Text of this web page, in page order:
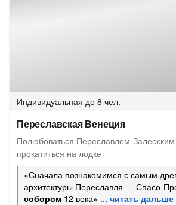
Индивидуальная до 8 чел.
Переславская Венеция
Полюбоваться Переславлем-
прокатиться на лодке
«Сначала познакомимся с самым
архитектуры Переславля — Спасо-
собором 12 века»